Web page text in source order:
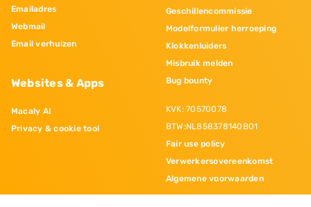
Emailadres
Webmail
Email verhuizen
Websites & Apps
Macaly AI
Privacy & cookie tool
Geschillencommissie
Modelformulier herroeping
Klokkenluiders
Misbruik melden
Bug bounty
KVK: 70570078
BTW:NL858378140B01
Fair use policy
Verwerkersovereenkomst
Algemene voorwaarden